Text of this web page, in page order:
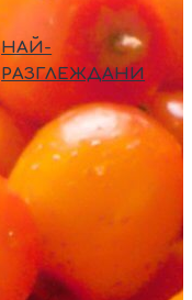
НАЙ-
РАЗГЛЕЖДАНИ